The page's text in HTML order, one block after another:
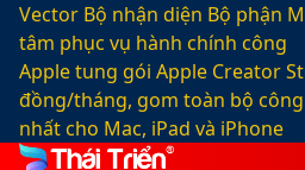
Vector Bộ nhận diện Bộ phận
tâm phục vụ hành chính công
Apple tung gói Apple Creator
đồng/tháng, gom toàn bộ
nhất cho Mac, iPad và iPhone
Facebook
X
LinkedIn
YouTube
Google
Sidebar
Switch